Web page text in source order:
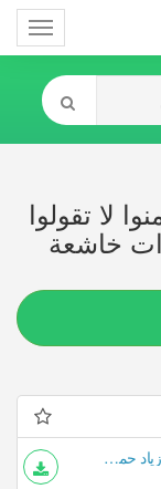
لا تقولوا
خاشعة
البقرة يا أيها الذين ءامنوا لا تقولوا راعنا محلة زياد حمدي تلاوات خاشعة